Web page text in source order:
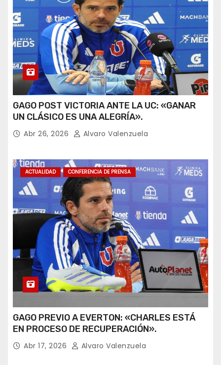
GAGO POST VICTORIA ANTE LA UC: «GANAR
UN CLÁSICO ES UNA ALEGRÍA».
Abr 26, 2026 Alvaro Valenzuela
ACTUALIDAD CONFERENCIA DE PRENSA
GAGO PREVIO A EVERTON: «CHARLES ESTÁ
EN PROCESO DE RECUPERACIÓN».
Abr 17, 2026 Alvaro Valenzuela